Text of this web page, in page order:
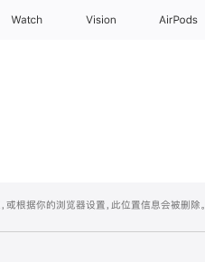
Watch Vision AirPods
根据你的浏览器设置，此位置信息会被删除。